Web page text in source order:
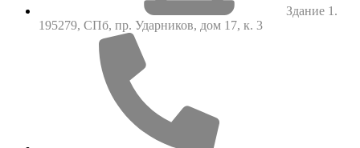
Здание 1.
195279, СПб, пр. Ударников, дом 17, к. 3